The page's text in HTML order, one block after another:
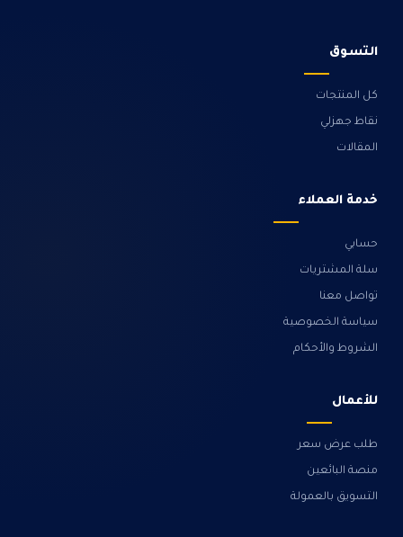
التسوق
كل المنتجات
نقاط جهزلي
المقالات
خدمة العملاء
حسابي
سلة المشتريات
تواصل معنا
سياسة الخصوصية
الشروط والأحكام
للأعمال
طلب عرض سعر
منصة البائعين
التسويق بالعمولة